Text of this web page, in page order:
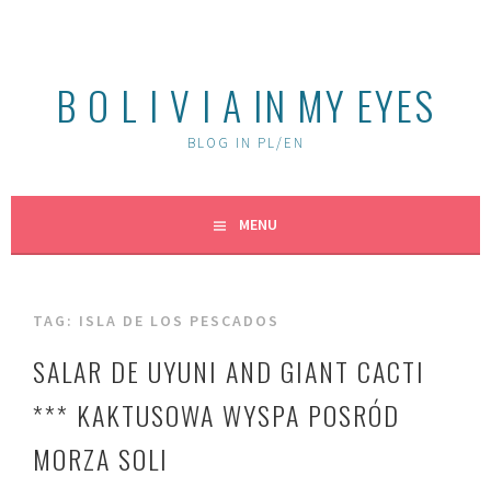
B O L I V I A IN MY EYES
BLOG IN PL/EN
MENU
TAG: ISLA DE LOS PESCADOS
SALAR DE UYUNI AND GIANT CACTI
*** KAKTUSOWA WYSPA POSRÓD
MORZA SOLI